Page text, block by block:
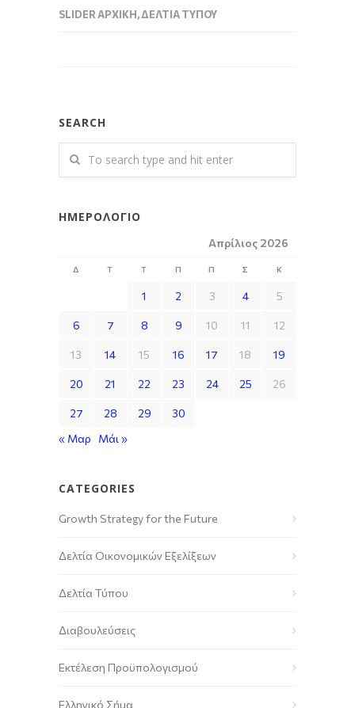
SLIDER ΑΡΧΙΚΉ,ΔΕΛΤΊΑ ΤΎΠΟΥ
SEARCH
ΗΜΕΡΟΛΌΓΙΟ
Απρίλιος 2026
Δ Τ Τ Π Π Σ Κ
1 2 3 4 5
6 7 8 9 10 11 12
13 14 15 16 17 18 19
20 21 22 23 24 25 26
27 28 29
30
« Μαρ
Μάι »
CATEGORIES
Growth Strategy for the Future
Δελτία Οικονομικών Εξελίξεων
Δελτία Τύπου
Διαβουλεύσεις
Εκτέλεση Προϋπολογισμού
Ελληνικό Σήμα